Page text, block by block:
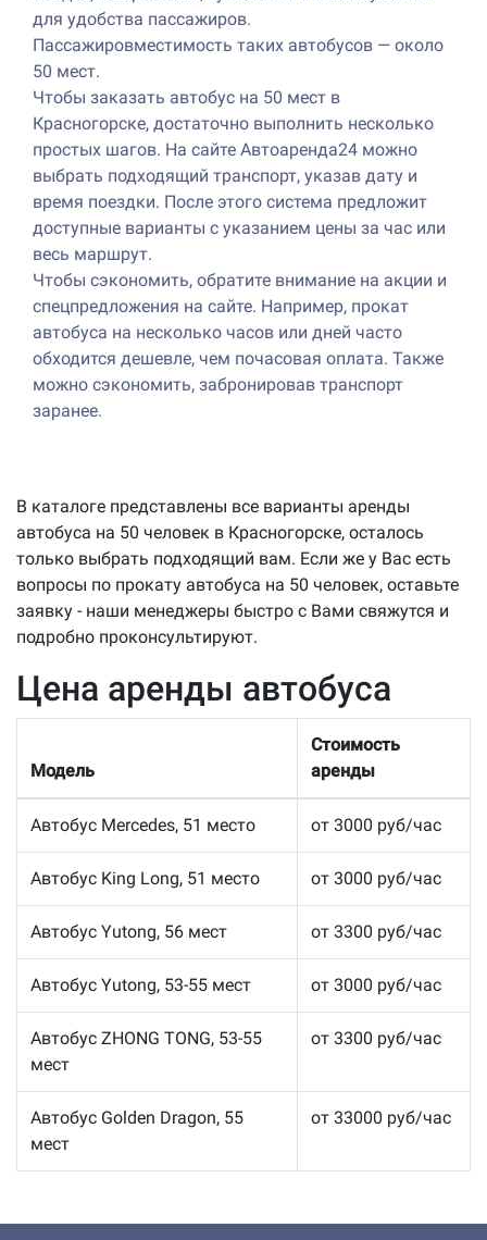
для удобства пассажиров.
Пассажировместимость таких автобусов — около
50 мест.
Чтобы заказать автобус на 50 мест в
Красногорске, достаточно выполнить несколько
простых шагов. На сайте Автоаренда24 можно
выбрать подходящий транспорт, указав дату и
время поездки. После этого система предложит
доступные варианты с указанием цены за час или
весь маршрут.
Чтобы сэкономить, обратите внимание на акции и
спецпредложения на сайте. Например, прокат
автобуса на несколько часов или дней часто
обходится дешевле, чем почасовая оплата. Также
можно сэкономить, забронировав транспорт
заранее.
В каталоге представлены все варианты аренды
автобуса на 50 человек в Красногорске, осталось
только выбрать подходящий вам. Если же у Вас есть
вопросы по прокату автобуса на 50 человек, оставьте
заявку - наши менеджеры быстро с Вами свяжутся и
подробно проконсультируют.
Цена аренды автобуса
Модель
Стоимость
аренды
Автобус Mercedes, 51 место от 3000 руб/час
Автобус King Long, 51 место от 3000 руб/час
Автобус Yutong, 56 мест от 3300 руб/час
Автобус Yutong, 53-55 мест от 3000 руб/час
Автобус ZHONG TONG, 53-55
мест
от 3300 руб/час
Автобус Golden Dragon, 55
мест
от 33000 руб/час